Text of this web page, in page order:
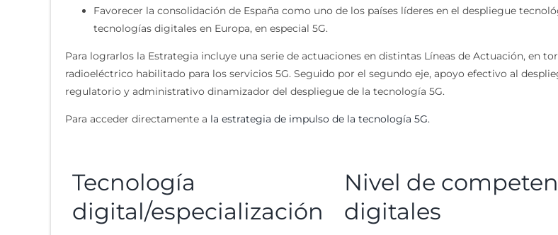
Favorecer la consolidación de España como uno de los países líderes en el despliegue
tecnologías digitales en Europa, en especial 5G.
Para lograrlos la Estrategia incluye una serie de actuaciones en distintas Líneas de Actuación, en
radioeléctrico habilitado para los servicios 5G. Seguido por el segundo eje, apoyo efectivo al
regulatorio y administrativo dinamizador del despliegue de la tecnología 5G.
Para acceder directamente a la estrategia de impulso de la tecnología 5G.
Tecnología
digital/especialización
Nivel de
digitales